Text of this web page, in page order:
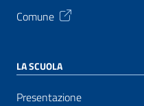
Comune
LA SCUOLA
Presentazione